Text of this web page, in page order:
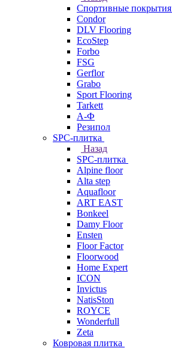
Спортивные покрытия
Condor
DLV Flooring
EcoStep
Forbo
FSG
Gerflor
Grabo
Sport Flooring
Tarkett
А-Ф
Резипол
SPC-плитка
Назад
SPC-плитка
Alpine floor
Alta step
Aquafloor
ART EAST
Bonkeel
Damy Floor
Ensten
Floor Factor
Floorwood
Home Expert
ICON
Invictus
NatisSton
ROYCE
Wonderfull
Zeta
Ковровая плитка